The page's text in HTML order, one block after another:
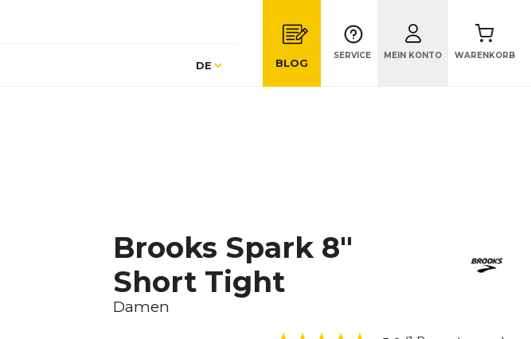
Sprache
DE BLOG
SERVICE MEIN KONTO WARENKORB
Brooks Spark 8"
Short Tight
Damen